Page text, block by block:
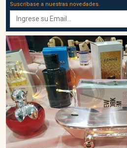
Suscríbase a nuestras novedades.